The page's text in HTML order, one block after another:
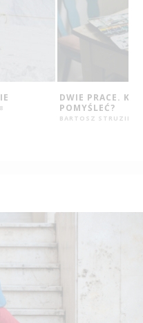
JAKIE ZMIANY
NAJCZĘŚCIEJ
POCZĄTKIEM